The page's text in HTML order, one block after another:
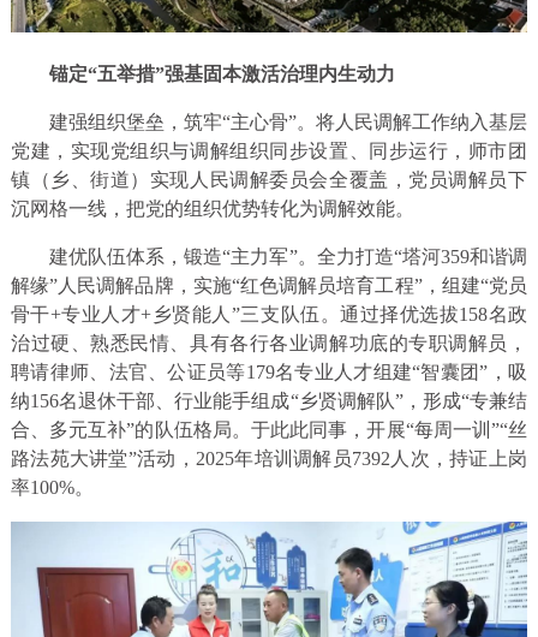
锚定“五举措”强基固本激活治理内生动力
建强组织堡垒，筑牢“主心骨”。将人民调解工作纳入基层
党建，实现党组织与调解组织同步设置、同步运行，师市团
镇（乡、街道）实现人民调解委员会全覆盖，党员调解员下
沉网格一线，把党的组织优势转化为调解效能。
建优队伍体系，锻造“主力军”。全力打造“塔河359和谐调
解缘”人民调解品牌，实施“红色调解员培育工程”，组建“党员
骨干+专业人才+乡贤能人”三支队伍。通过择优选拔158名政
治过硬、熟悉民情、具有各行各业调解功底的专职调解员，
聘请律师、法官、公证员等179名专业人才组建“智囊团”，吸
纳156名退休干部、行业能手组成“乡贤调解队”，形成“专兼结
合、多元互补”的队伍格局。于此此同事，开展“每周一训”“丝
路法苑大讲堂”活动，2025年培训调解员7392人次，持证上岗
率100%。